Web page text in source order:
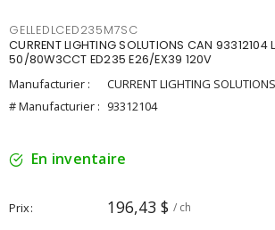
GELLEDLCED235M7SC
CURRENT LIGHTING SOLUTIONS CAN 93312104
50/80W3CCT ED235 E26/EX39 120V
Manufacturier :
CURRENT LIGHTING
# Manufacturier : 93312104
En inventaire
Prix 196,43 $ / ch